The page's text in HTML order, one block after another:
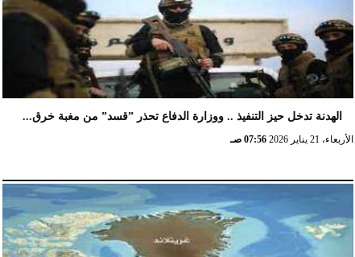
الهدنة تدخل حيز التنفيذ .. ووزارة الدفاع تحذر ”قسد” من مغبة خرق...
الأربعاء، 21 يناير 2026 07:56 صـ